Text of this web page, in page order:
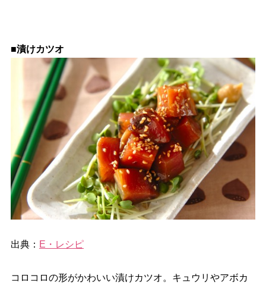
■漬けカツオ
出典： E・レシピ
コロコロの形がかわいい漬けカツオ。キュウリやアボカ